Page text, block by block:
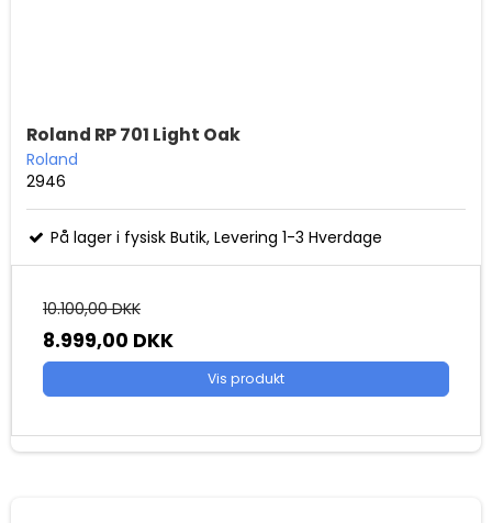
Roland RP 701 Light Oak
Roland
2946
På lager i fysisk Butik, Levering 1-3 Hverdage
10.100,00 DKK
8.999,00 DKK
Vis produkt